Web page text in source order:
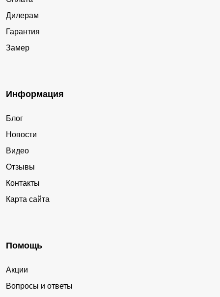
Дилерам
Гарантия
Замер
Информация
Блог
Новости
Видео
Отзывы
Контакты
Карта сайта
Помощь
Акции
Вопросы и ответы